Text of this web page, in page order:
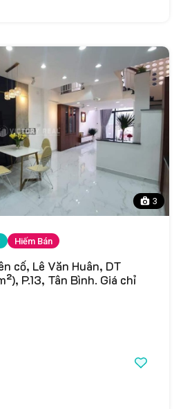
3
Hiếm Bán
cố, Lê Văn Huân, DT
P.13, Tân Bình. Giá chỉ